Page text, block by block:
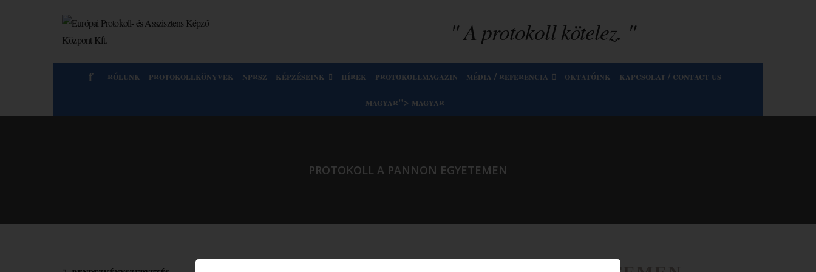
" A protokoll kötelez. "
f rólunk protokollkönyvek nprsz képzéseink hírek protokollmagazin média / referencia oktatóink
kapcsolat / contact us
magyar"> magyar
PROTOKOLL A PANNON EGYETEMEN